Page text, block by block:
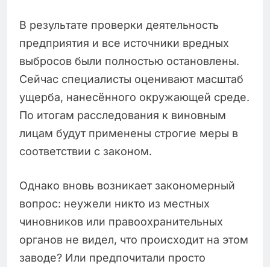
В результате проверки деятельность
предприятия и все источники вредных
выбросов были полностью остановлены.
Сейчас специалисты оценивают масштаб
ущерба, нанесённого окружающей среде.
По итогам расследования к виновным
лицам будут применены строгие меры в
соответствии с законом.
Однако вновь возникает закономерный
вопрос: неужели никто из местных
чиновников или правоохранительных
органов не видел, что происходит на этом
заводе? Или предпочитали просто